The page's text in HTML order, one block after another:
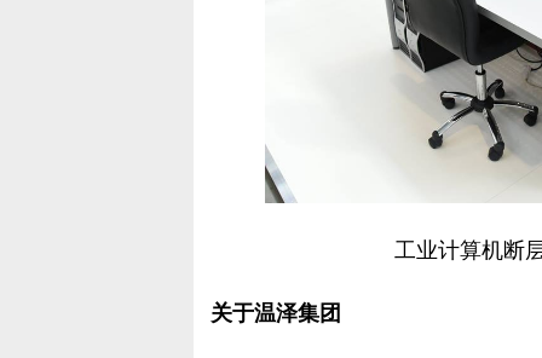
工业计算机断
关于温泽集团